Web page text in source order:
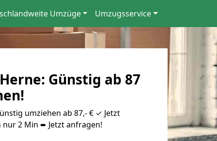
Umzüge Umzugsservice
Günstig ab 87
umziehen ab 87,- € ✓ Jetzt
2 Min ➨ Jetzt anfragen!